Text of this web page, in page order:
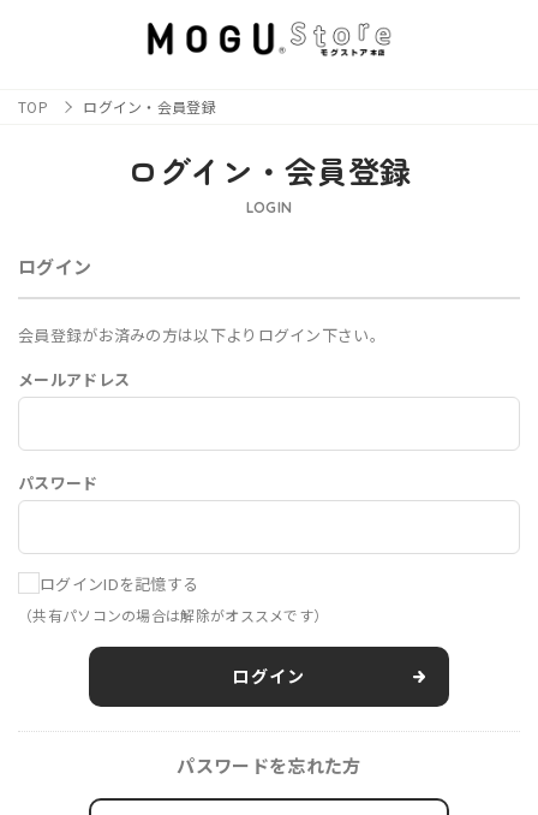
TOP ログイン・会員登録
ログイン・会員登録
LOGIN
ログイン
会員登録がお済みの方は以下よりログイン下さい。
メールアドレス
パスワード
ログインIDを記憶する
（共有パソコンの場合は解除がオススメです）
ログイン
パスワードを忘れた方